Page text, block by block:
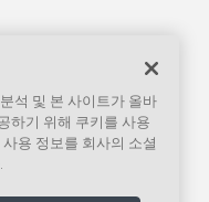
석 및 본 사이트가 올바
하기 위해 쿠키를 사용
용 정보를 회사의 소셜